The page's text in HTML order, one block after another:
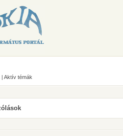
| Aktív témák